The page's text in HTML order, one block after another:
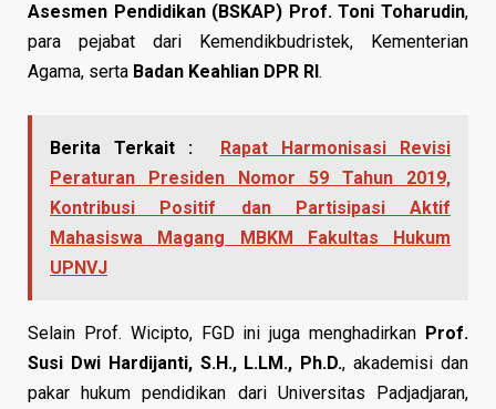
Asesmen Pendidikan (BSKAP) Prof. Toni Toharudin,
para pejabat dari Kemendikbudristek, Kementerian
Agama, serta Badan Keahlian DPR RI .
Berita Terkait :
Rapat Harmonisasi Revisi
Peraturan Presiden Nomor 59 Tahun 2019,
Kontribusi Positif dan Partisipasi Aktif
Mahasiswa Magang MBKM Fakultas Hukum
UPNVJ
Selain Prof. Wicipto, FGD ini juga menghadirkan Prof.
Susi Dwi Hardijanti, S.H., L.LM., Ph.D., akademisi dan
pakar hukum pendidikan dari Universitas Padjadjaran,